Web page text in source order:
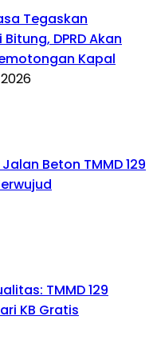
Tegaskan
DPRD Akan
Kapal
Beton TMMD 129
TMMD 129
KB Gratis